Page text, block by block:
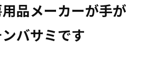
品メーカーが手が
バサミです